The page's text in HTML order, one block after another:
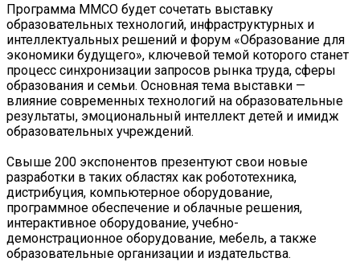
Программа ММСО будет сочетать выставку
образовательных технологий, инфраструктурных и
интеллектуальных решений и форум «Образование для
экономики будущего», ключевой темой которого станет
процесс синхронизации запросов рынка труда, сферы
образования и семьи. Основная тема выставки —
влияние современных технологий на образовательные
результаты, эмоциональный интеллект детей и имидж
образовательных учреждений.
Свыше 200 экспонентов презентуют свои новые
разработки в таких областях как робототехника,
дистрибуция, компьютерное оборудование,
программное обеспечение и облачные решения,
интерактивное оборудование, учебно-
демонстрационное оборудование, мебель, а также
образовательные организации и издательства.